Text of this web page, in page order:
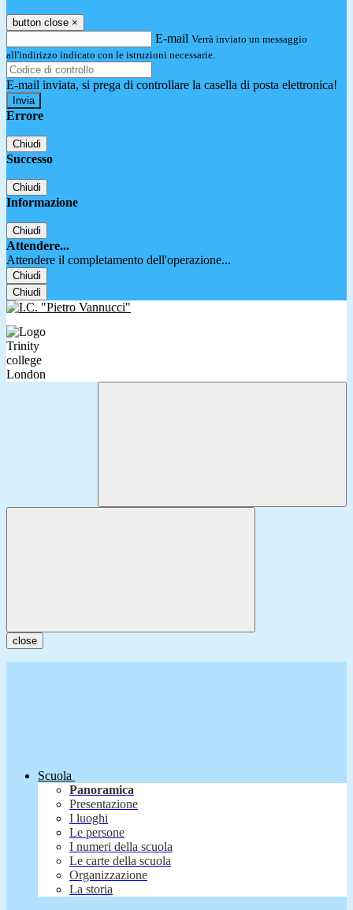
button close ×
E-mail Verrà inviato un messaggio
all'indirizzo indicato con le istruzioni necessarie.
E-mail inviata, si prega di controllare la casella di posta elettronica!
Errore
Chiudi
Successo
Chiudi
Informazione
Chiudi
Attendere...
Attendere il completamento dell'operazione...
Chiudi
Chiudi
close
Scuola
Panoramica
Presentazione
I luoghi
Le persone
I numeri della scuola
Le carte della scuola
Organizzazione
La storia